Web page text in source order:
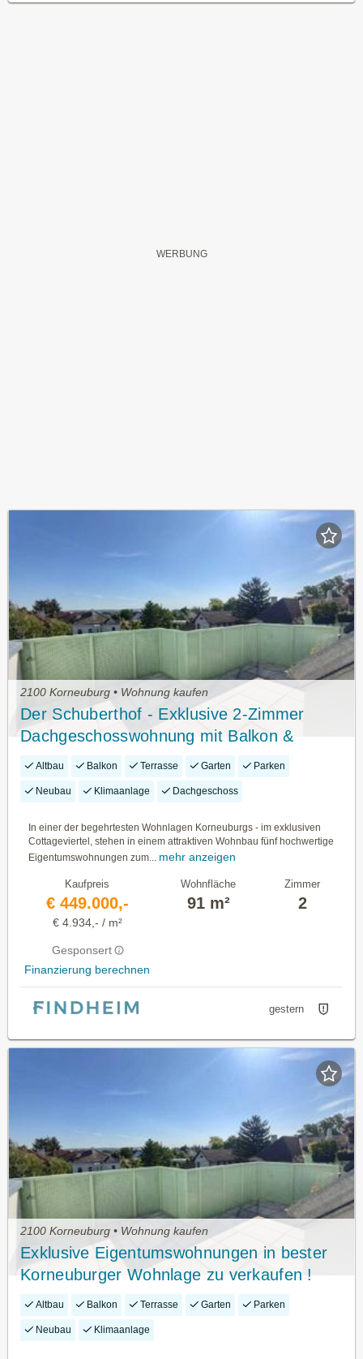
2100 Korneuburg • Wohnung kaufen
Der Schuberthof - Exklusive 2-Zimmer
Dachgeschosswohnung mit Balkon &
Terrasse in bester Korneuburger Wohnlage
Altbau Balkon Terrasse Garten Parken
Neubau Klimaanlage Dachgeschoss
In einer der begehrtesten Wohnlagen Korneuburgs - im exklusiven
Cottageviertel, stehen in einem attraktiven Wohnbau fünf hochwertige
Eigentumswohnungen zum... mehr anzeigen
Kaufpreis
€ 449.000,-
€ 4.934,- / m²
Gesponsert
Finanzierung berechnen
Wohnfläche
91 m²
Zimmer
2
gestern
2100 Korneuburg • Wohnung kaufen
Exklusive Eigentumswohnungen in bester
Korneuburger Wohnlage zu verkaufen !
Altbau Balkon Terrasse Garten Parken
Neubau Klimaanlage